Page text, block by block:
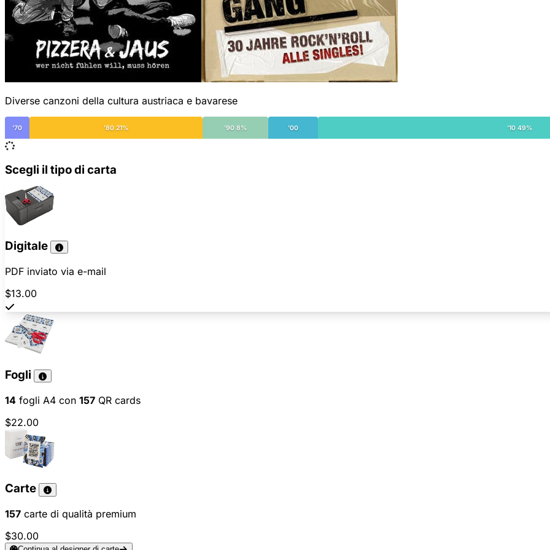
Diverse canzoni della cultura austriaca e bavarese
'70 '80 21% '90 8% '00 '10 49%
Scegli il tipo di carta
Digitale
PDF inviato via e-mail
$13.00
Fogli
14 fogli A4 con 157 QR cards
$22.00
Carte
157 carte di qualità premium
$30.00